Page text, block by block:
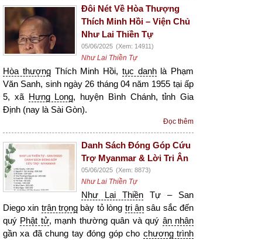
Đôi Nét Về Hòa Thượng
Thích Minh Hồi – Viện Chủ
Như Lai Thiền Tự
05/06/2025 (Xem: 14911)
Như Lai Thiền Tự
Hòa thượngThích Minh Hồi, tục danhlà Phạm
Văn Sanh, sinh ngày 26 tháng 04 năm 1955 tại ấp
5, xã Hưng Long, huyện Bình Chánh, tỉnh Gia
Định (nay là Sài Gòn).
Đọc thêm
Danh Sách Đóng Góp Cứu
Trợ Myanmar & Lời Tri Ân
05/06/2025 (Xem: 8873)
Như Lai Thiền Tự
Như Lai Thiền Tự – San
Diego xin trân trọng bày tỏ lòng tri ânsâu sắc đến
quý Phật tử, mạnh thường quân và quý ân nhân
gần xa đã chung tay đóng góp cho chương trình